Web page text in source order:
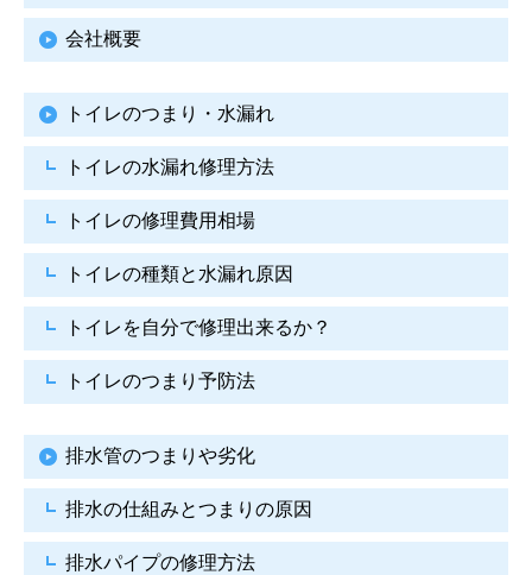
会社概要
トイレのつまり・水漏れ
トイレの水漏れ修理方法
トイレの修理費用相場
トイレの種類と水漏れ原因
トイレを自分で修理出来るか？
トイレのつまり予防法
排水管のつまりや劣化
排水の仕組みとつまりの原因
排水パイプの修理方法